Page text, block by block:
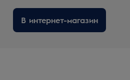
В интернет-магазин